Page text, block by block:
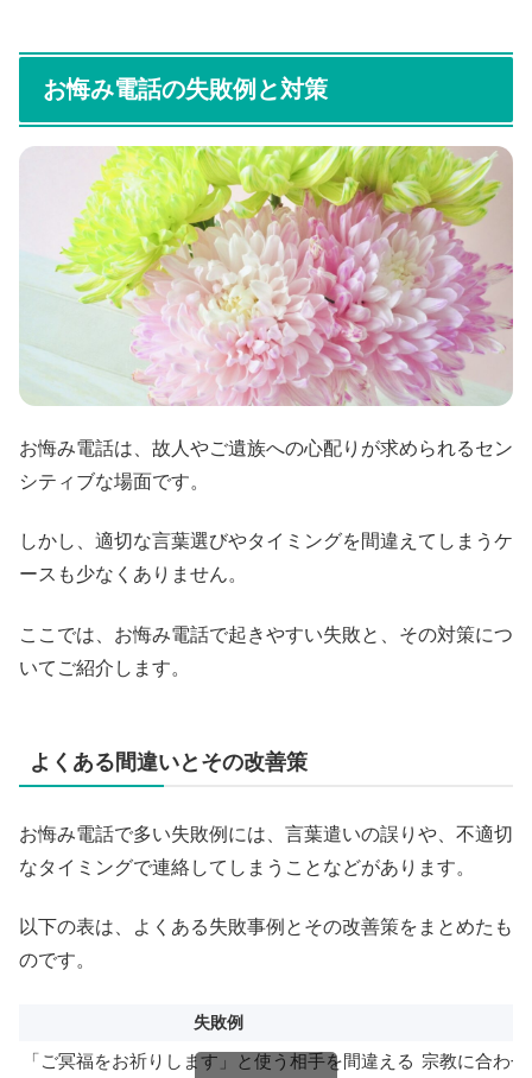
お悔み電話の失敗例と対策
お悔み電話は、故人やご遺族への心配りが求められるセン
シティブな場面です。
しかし、適切な言葉選びやタイミングを間違えてしまうケ
ースも少なくありません。
ここでは、お悔み電話で起きやすい失敗と、その対策につ
いてご紹介します。
よくある間違いとその改善策
お悔み電話で多い失敗例には、言葉遣いの誤りや、不適切
なタイミングで連絡してしまうことなどがあります。
以下の表は、よくある失敗事例とその改善策をまとめたも
のです。
失敗例
「ご冥福をお祈りします」と使う相手を間違える 宗教に合わ